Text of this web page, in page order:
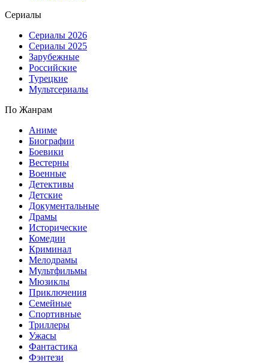
Сериалы
Сериалы 2026
Сериалы 2025
Зарубежные
Российские
Турецкие
Мультсериалы
По Жанрам
Аниме
Биографии
Боевики
Вестерны
Военные
Детективы
Детские
Документальные
Драмы
Исторические
Комедии
Криминал
Мелодрамы
Мультфильмы
Мюзиклы
Приключения
Семейные
Спортивные
Триллеры
Ужасы
Фантастика
Фэнтези